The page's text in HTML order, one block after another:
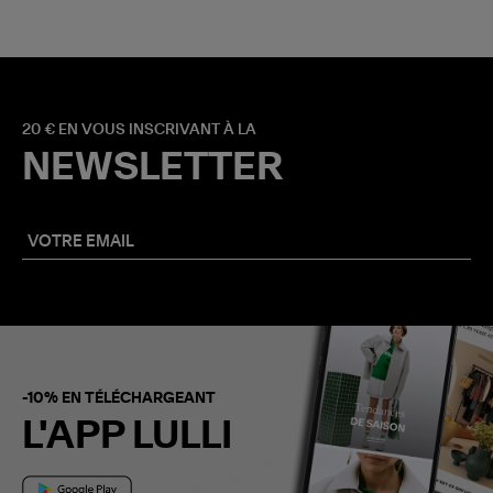
20 € EN VOUS INSCRIVANT À LA
NEWSLETTER
-10% EN TÉLÉCHARGEANT
L'APP LULLI